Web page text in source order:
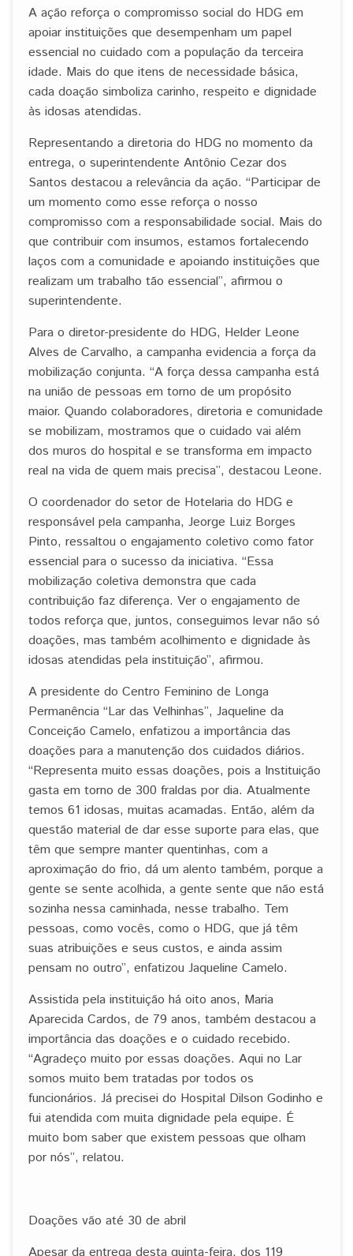
A ação reforça o compromisso social do HDG em
apoiar instituições que desempenham um papel
essencial no cuidado com a população da terceira
idade. Mais do que itens de necessidade básica,
cada doação simboliza carinho, respeito e dignidade
às idosas atendidas.
Representando a diretoria do HDG no momento da
entrega, o superintendente Antônio Cezar dos
Santos destacou a relevância da ação. “Participar de
um momento como esse reforça o nosso
compromisso com a responsabilidade social. Mais do
que contribuir com insumos, estamos fortalecendo
laços com a comunidade e apoiando instituições que
realizam um trabalho tão essencial”, afirmou o
superintendente.
Para o diretor-presidente do HDG, Helder Leone
Alves de Carvalho, a campanha evidencia a força da
mobilização conjunta. “A força dessa campanha está
na união de pessoas em torno de um propósito
maior. Quando colaboradores, diretoria e comunidade
se mobilizam, mostramos que o cuidado vai além
dos muros do hospital e se transforma em impacto
real na vida de quem mais precisa”, destacou Leone.
O coordenador do setor de Hotelaria do HDG e
responsável pela campanha, Jeorge Luiz Borges
Pinto, ressaltou o engajamento coletivo como fator
essencial para o sucesso da iniciativa. “Essa
mobilização coletiva demonstra que cada
contribuição faz diferença. Ver o engajamento de
todos reforça que, juntos, conseguimos levar não só
doações, mas também acolhimento e dignidade às
idosas atendidas pela instituição”, afirmou.
A presidente do Centro Feminino de Longa
Permanência “Lar das Velhinhas”, Jaqueline da
Conceição Camelo, enfatizou a importância das
doações para a manutenção dos cuidados diários.
“Representa muito essas doações, pois a Instituição
gasta em torno de 300 fraldas por dia. Atualmente
temos 61 idosas, muitas acamadas. Então, além da
questão material de dar esse suporte para elas, que
têm que sempre manter quentinhas, com a
aproximação do frio, dá um alento também, porque a
gente se sente acolhida, a gente sente que não está
sozinha nessa caminhada, nesse trabalho. Tem
pessoas, como vocês, como o HDG, que já têm
suas atribuições e seus custos, e ainda assim
pensam no outro”, enfatizou Jaqueline Camelo.
Assistida pela instituição há oito anos, Maria
Aparecida Cardos, de 79 anos, também destacou a
importância das doações e o cuidado recebido.
“Agradeço muito por essas doações. Aqui no Lar
somos muito bem tratadas por todos os
funcionários. Já precisei do Hospital Dilson Godinho e
fui atendida com muita dignidade pela equipe. É
muito bom saber que existem pessoas que olham
por nós”, relatou.
Doações vão até 30 de abril